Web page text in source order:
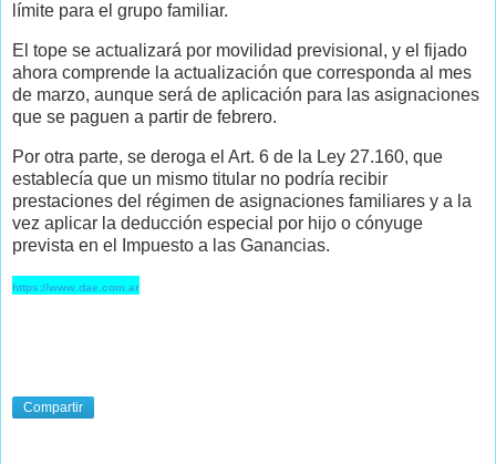
límite para el grupo familiar.
El tope se actualizará por movilidad previsional, y el fijado
ahora comprende la actualización que corresponda al mes
de marzo, aunque será de aplicación para las asignaciones
que se paguen a partir de febrero.
Por otra parte, se deroga el Art. 6 de la Ley 27.160, que
establecía que un mismo titular no podría recibir
prestaciones del régimen de asignaciones familiares y a la
vez aplicar la deducción especial por hijo o cónyuge
prevista en el Impuesto a las Ganancias.
https://www.dae.com.ar
Compartir